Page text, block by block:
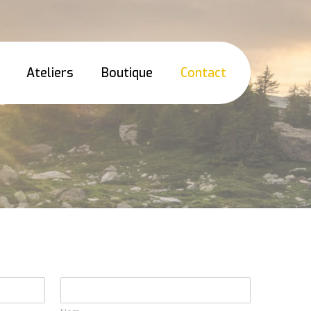
Ateliers Boutique Contact